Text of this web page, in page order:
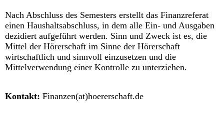
Nach Abschluss des Semesters erstellt das Finanzreferat
einen Haushaltsabschluss, in dem alle Ein- und Ausgaben
dezidiert aufgeführt werden. Sinn und Zweck ist es, die
Mittel der Hörerschaft im Sinne der Hörerschaft
wirtschaftlich und sinnvoll einzusetzen und die
Mittelverwendung einer Kontrolle zu unterziehen.
Kontakt: Finanzen(at)hoererschaft.de